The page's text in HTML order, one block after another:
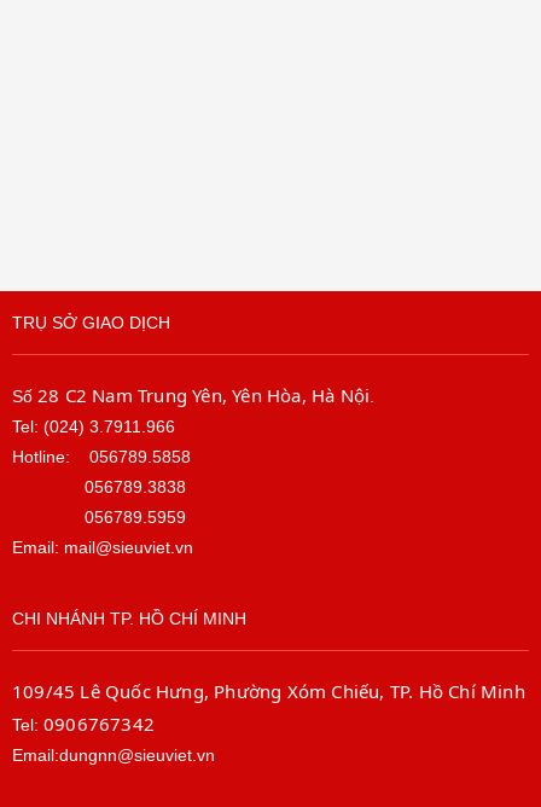
TRỤ SỞ GIAO DỊCH
Số 28 C2 Nam Trung Yên, Yên Hòa, Hà Nội
Tel: (024) 3.7911.966
Hotline: 056789.5858
056789.3838
056789.5959
Email: mail@sieuviet.vn
CHI NHÁNH TP. HỒ CHÍ MINH
109/45 Lê Quốc Hưng, Phường Xóm Chiếu, TP. Hồ Chí Minh
Tel: 0906767342
Email:dungnn@sieuviet.vn